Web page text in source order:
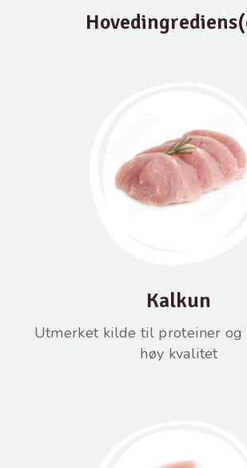
Kalkun
Utmerket kilde til proteiner og
høy kvalitet